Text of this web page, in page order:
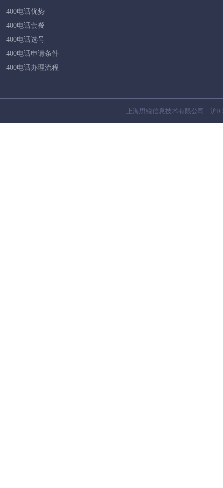
400电话优势
400电话套餐
400电话选号
400电话申请条件
400电话办理流程
上海思锐信息技术有限公司 沪